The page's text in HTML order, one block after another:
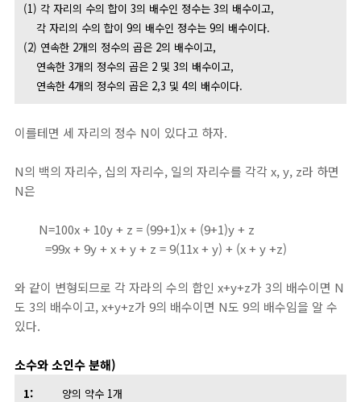
(1) 각 자리의 수의 합이 3의 배수인 정수는 3의 배수이고,
각 자리의 수의 합이 9의 배수인 정수는 9의 배수이다.
(2) 연속한 2개의 정수의 곱은 2의 배수이고,
연속한 3개의 정수의 곱은 2 및 3의 배수이고,
연속한 4개의 정수의 곱은 2,3 및 4의 배수이다.
이를테면 세 자리의 정수 N이 있다고 하자.
N의 백의 자리수, 십의 자리수, 일의 자리수를 각각 x, y, z라 하면
N은
N=100x + 10y + z = (99+1)x + (9+1)y + z
=99x + 9y + x + y + z = 9(11x + y) + (x + y +z)
와 같이 변형되므로 각 자라의 수의 합인 x+y+z가 3의 배수이면 N
도 3의 배수이고, x+y+z가 9의 배수이면 N도 9의 배수임을 알 수
있다.
소수와 소인수 분해)
1:
양의 약수 1개